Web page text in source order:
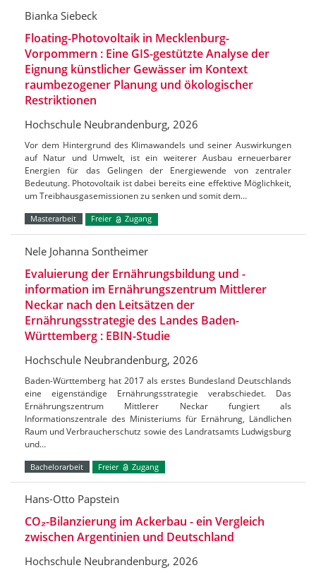
Bianka Siebeck
Floating-Photovoltaik in Mecklenburg-
Vorpommern : Eine GIS-gestützte Analyse der
Eignung künstlicher Gewässer im Kontext
raumbezogener Planung und ökologischer
Restriktionen
Hochschule Neubrandenburg, 2026
Vor dem Hintergrund des Klimawandels und seiner Auswirkungen
auf Natur und Umwelt, ist ein weiterer Ausbau erneuerbarer
Energien für das Gelingen der Energiewende von zentraler
Bedeutung. Photovoltaik ist dabei bereits eine effektive Möglichkeit,
um Treibhausgasemissionen zu senken und somit dem…
Masterarbeit Freier Zugang
Nele Johanna Sontheimer
Evaluierung der Ernährungsbildung und -
information im Ernährungszentrum Mittlerer
Neckar nach den Leitsätzen der
Ernährungsstrategie des Landes Baden-
Württemberg : EBIN-Studie
Hochschule Neubrandenburg, 2026
Baden-Württemberg hat 2017 als erstes Bundesland Deutschlands
eine eigenständige Ernährungsstrategie verabschiedet. Das
Ernährungszentrum Mittlerer Neckar fungiert als
Informationszentrale des Ministeriums für Ernährung, Ländlichen
Raum und Verbraucherschutz sowie des Landratsamts Ludwigsburg
und…
Bachelorarbeit Freier Zugang
Hans-Otto Papstein
CO₂-Bilanzierung im Ackerbau - ein Vergleich
zwischen Argentinien und Deutschland
Hochschule Neubrandenburg, 2026